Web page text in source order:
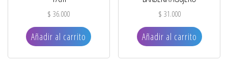
$ 36.000
Añadir al carrito
$ 31.000
Añadir al carrito